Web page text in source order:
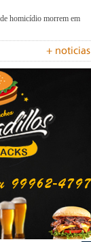
homicídio morrem em
+ noticias